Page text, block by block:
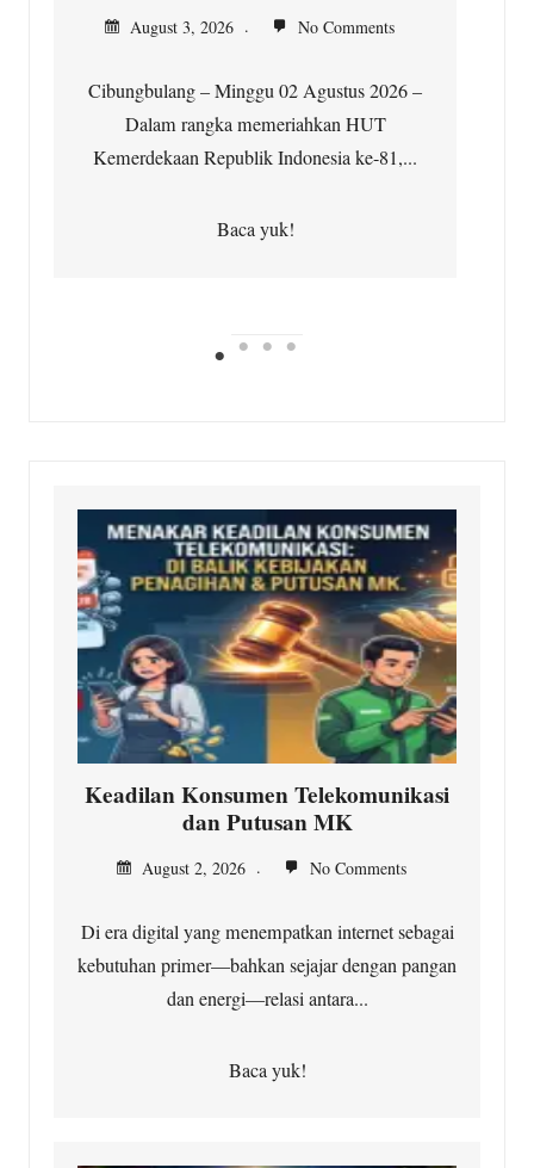
Agustus 2026 –
ke-81,...
Keadilan Konsumen Telekomunikasi
dan Putusan MK
August 2, 2026 No Comments
Di era digital yang menempatkan internet sebagai
kebutuhan primer—bahkan sejajar dengan pangan
dan energi—relasi antara...
Baca yuk!